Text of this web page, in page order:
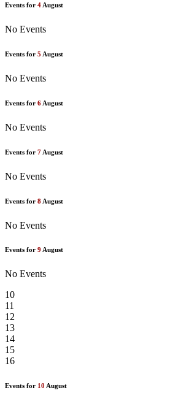
Events for 4 August
No Events
Events for 5 August
No Events
Events for 6 August
No Events
Events for 7 August
No Events
Events for 8 August
No Events
Events for 9 August
No Events
10
11
12
13
14
15
16
Events for 10 August